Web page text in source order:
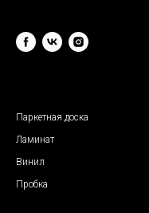
Паркетная доска
Ламинат
Винил
Пробка